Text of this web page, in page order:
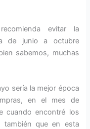
evitar la
de junio a octubre
sabemos, muchas
sería la mejor época
en el mes de
cuando encontré los
también que en esta